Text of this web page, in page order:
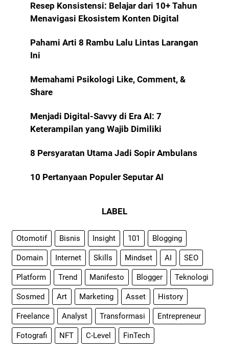
Resep Konsistensi: Belajar dari 10+ Tahun
Menavigasi Ekosistem Konten Digital
Pahami Arti 8 Rambu Lalu Lintas Larangan
Ini
Memahami Psikologi Like, Comment, &
Share
Menjadi Digital-Savvy di Era AI: 7
Keterampilan yang Wajib Dimiliki
8 Persyaratan Utama Jadi Sopir Ambulans
10 Pertanyaan Populer Seputar AI
LABEL
Otomotif Bisnis Insight 101 Blogging
Domain Internet Skills Mindset AI SEO
Platform Trend Manifesto Blogger Teknologi
Sosmed Art Marketing Asset History
Freelance Analyst Transformasi Entrepreneur
Fotografi NFT C-Level FinTech